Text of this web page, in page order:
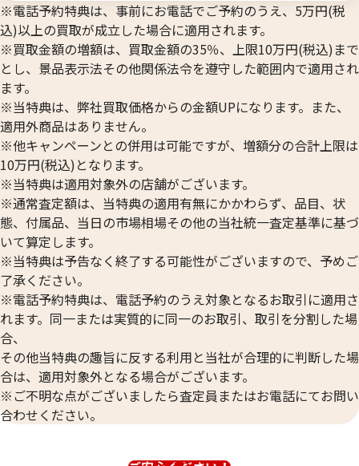
24金 (K24) カレンダー 新星工業 戌
2g
参考買取価格
59,500 円
24金 (K24) カレン
参考買取価格
※電話予約特典は、事前にお電話でご予約のうえ、5万円(税
込)以上の買取が成立した場合に適用されます。
※買取金額の増額は、買取金額の35％、上限10万円(税込)まで
とし、景品表示法その他関係法令を遵守した範囲内で適用され
ます。
※当特典は、弊社買取価格からの金額UPになります。また、
適用外商品はありません。
※他キャンペーンとの併用は可能ですが、増額分の合計上限は
10万円(税込)となります。
※当特典は適用対象外の店舗がございます。
※通常査定額は、当特典の適用有無にかかわらず、品目、状
態、付属品、当日の市場相場その他の当社統一査定基準に基づ
いて算定します。
※当特典は予告なく終了する可能性がございますので、予めご
了承ください。
※電話予約特典は、電話予約のうえ対象となるお取引に適用さ
れます。同一または実質的に同一のお取引、取引を分割した場
合、
その他当特典の趣旨に反する利用と当社が合理的に判断した場
合は、適用対象外となる場合がございます。
※ご不明な点がございましたら査定員またはお電話にてお問い
合わせください。